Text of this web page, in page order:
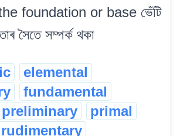
foundation or base ভেঁটি
সৈতে সম্পৰ্ক থকা
elemental
fundamental
preliminary
primal
rudimentary